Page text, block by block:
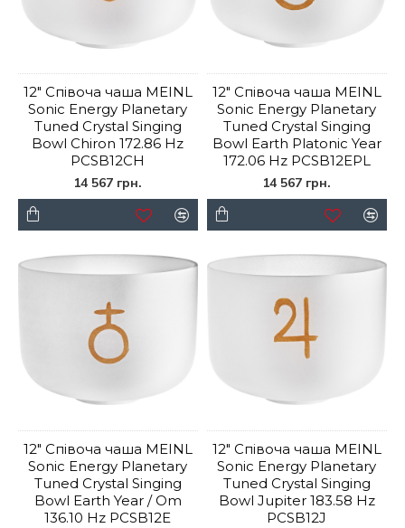
12" Співоча чаша MEINL
Sonic Energy Planetary
Tuned Crystal Singing
Bowl Chiron 172.86 Hz
PCSB12CH
14 567 грн.
12" Співоча чаша MEINL
Sonic Energy Planetary
Tuned Crystal Singing
Bowl Earth Platonic Year
172.06 Hz PCSB12EPL
14 567 грн.
12" Співоча чаша MEINL
Sonic Energy Planetary
Tuned Crystal Singing
Bowl Earth Year / Om
136.10 Hz PCSB12E
12" Співоча чаша MEINL
Sonic Energy Planetary
Tuned Crystal Singing
Bowl Jupiter 183.58 Hz
PCSB12J